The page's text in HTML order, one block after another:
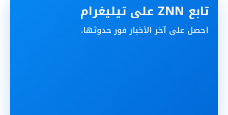
تابع ZNN على تيليغرام
احصل على آخر الأخبار فور حدوثها.